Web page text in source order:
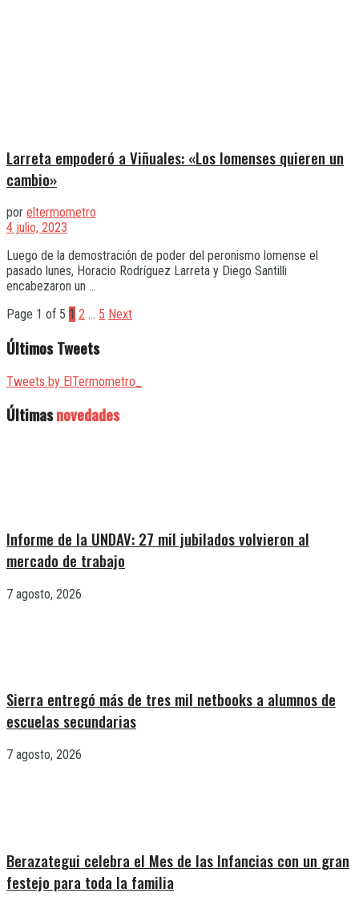
Larreta empoderó a Viñuales: «Los lomenses quieren un
cambio»
por eltermometro
4 julio, 2023
Luego de la demostración de poder del peronismo lomense el
pasado lunes, Horacio Rodríguez Larreta y Diego Santilli
encabezaron un ...
Page 1 of 5 1 2 … 5 Next
Últimos Tweets
Tweets by ElTermometro_
Últimasnovedades
Informe de la UNDAV: 27 mil jubilados volvieron al
mercado de trabajo
7 agosto, 2026
Sierra entregó más de tres mil netbooks a alumnos de
escuelas secundarias
7 agosto, 2026
Berazategui celebra el Mes de las Infancias con un gran
festejo para toda la familia